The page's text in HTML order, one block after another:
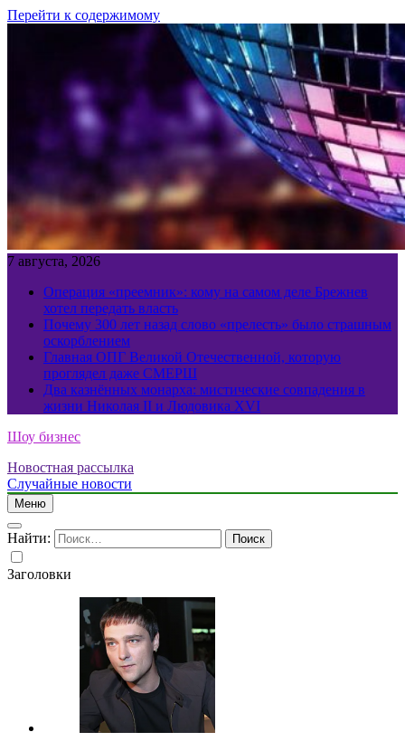
Перейти к содержимому
7 августа, 2026
Операция «преемник»: кому на самом деле Брежнев
хотел передать власть
Почему 300 лет назад слово «прелесть» было страшным
оскорблением
Главная ОПГ Великой Отечественной, которую
проглядел даже СМЕРШ
Два казнённых монарха: мистические совпадения в
жизни Николая II и Людовика XVI
Шоу бизнес
Новостная рассылка
Случайные новости
Меню
Найти:
Заголовки